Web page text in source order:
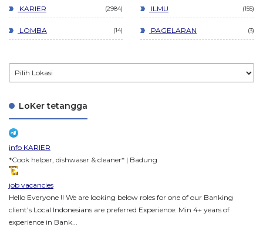
KARIER 2984 ILMU 155
LOMBA 14 PAGELARAN 3
LoKer tetangga
info KARIER
*Cook helper, dishwaser & cleaner* | Badung
job vacancies
Hello Everyone !! We are looking below roles for one of our Banking
client's Local Indonesians are preferred Experience: Min 4+ years of
experience in Bank...